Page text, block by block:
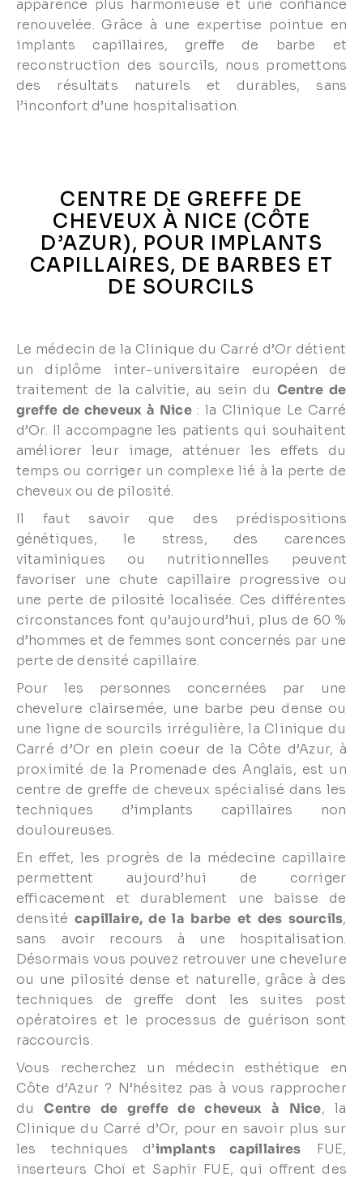
apparence plus harmonieuse et une confiance
renouvelée. Grâce à une expertise pointue en
implants capillaires, greffe de barbe et
reconstruction des sourcils, nous promettons
des résultats naturels et durables, sans
l’inconfort d’une hospitalisation.
CENTRE DE GREFFE DE
CHEVEUX À NICE (CÔTE
D’AZUR), POUR IMPLANTS
CAPILLAIRES, DE BARBES ET
DE SOURCILS
Le médecin de la Clinique du Carré d’Or détient
un diplôme inter-universitaire européen de
traitement de la calvitie, au sein du Centre de
greffe de cheveux à Nice : la Clinique Le Carré
d’Or. Il accompagne les patients qui souhaitent
améliorer leur image, atténuer les effets du
temps ou corriger un complexe lié à la perte de
cheveux ou de pilosité.
Il faut savoir que des prédispositions
génétiques, le stress, des carences
vitaminiques ou nutritionnelles peuvent
favoriser une chute capillaire progressive ou
une perte de pilosité localisée. Ces différentes
circonstances font qu’aujourd’hui, plus de 60 %
d’hommes et de femmes sont concernés par une
perte de densité capillaire.
Pour les personnes concernées par une
chevelure clairsemée, une barbe peu dense ou
une ligne de sourcils irrégulière, la Clinique du
Carré d’Or en plein coeur de la Côte d’Azur, à
proximité de la Promenade des Anglais, est un
centre de greffe de cheveux spécialisé dans les
techniques d’implants capillaires non
douloureuses.
En effet, les progrès de la médecine capillaire
permettent aujourd’hui de corriger
efficacement et durablement une baisse de
densitécapillaire, de la barbe et des sourcils,
sans avoir recours à une hospitalisation.
Désormais vous pouvez retrouver une chevelure
ou une pilosité dense et naturelle, grâce à des
techniques de greffe dont les suites post
opératoires et le processus de guérison sont
raccourcis.
Vous recherchez un médecin esthétique en
Côte d’Azur ? N’hésitez pas à vous rapprocher
duCentre de greffe de cheveux à Nice, la
Clinique du Carré d’Or, pour en savoir plus sur
les techniques d’implants capillaires FUE,
inserteurs Choï et Saphir FUE, qui offrent des